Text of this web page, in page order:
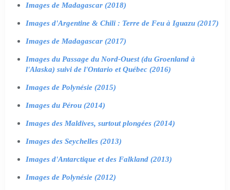
Images de Madagascar (2018)
Images d'Argentine & Chili : Terre de Feu à Iguazu (2017)
Images de Madagascar (2017)
Images du Passage du Nord-Ouest (du Groenland à
l'Alaska) suivi de l'Ontario et Québec (2016)
Images de Polynésie (2015)
Images du Pérou (2014)
Images des Maldives, surtout plongées (2014)
Images des Seychelles (2013)
Images d'Antarctique et des Falkland (2013)
Images de Polynésie (2012)